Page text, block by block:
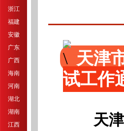
浙江
福建
安徽
广东
广西
海南
河南
湖北
湖南
江西
天津
试工作
天